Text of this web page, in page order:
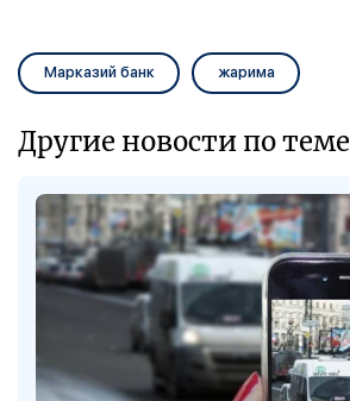
Марказий банк жарима
Другие новости по теме